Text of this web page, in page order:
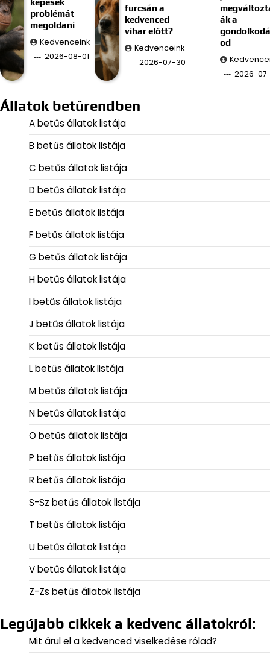
képesek
problémát
megoldani
Kedvenceink
2026-08-01
furcsán a
kedvenced
vihar előtt?
Kedvenceink
2026-07-30
ák a
od
2026-
Állatok betűrendben
A betűs állatok listája
B betűs állatok listája
C betűs állatok listája
D betűs állatok listája
E betűs állatok listája
F betűs állatok listája
G betűs állatok listája
H betűs állatok listája
I betűs állatok listája
J betűs állatok listája
K betűs állatok listája
L betűs állatok listája
M betűs állatok listája
N betűs állatok listája
O betűs állatok listája
P betűs állatok listája
R betűs állatok listája
S-Sz betűs állatok listája
T betűs állatok listája
U betűs állatok listája
V betűs állatok listája
Z-Zs betűs állatok listája
Legújabb cikkek a kedvenc állatokról:
Mit árul el a kedvenced viselkedése rólad?